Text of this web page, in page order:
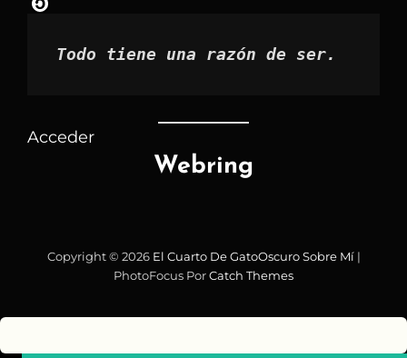
Todo tiene una razón de ser.
Acceder
Webring
Copyright © 2026 El Cuarto De GatoOscuro Sobre Mí|
PhotoFocus PorCatch Themes